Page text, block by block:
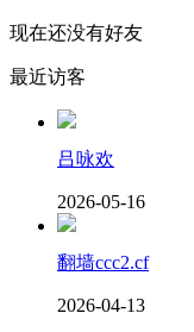
现在还没有好友
最近访客
吕咏欢
2026-05-16
翻墙ccc2.cf
2026-04-13